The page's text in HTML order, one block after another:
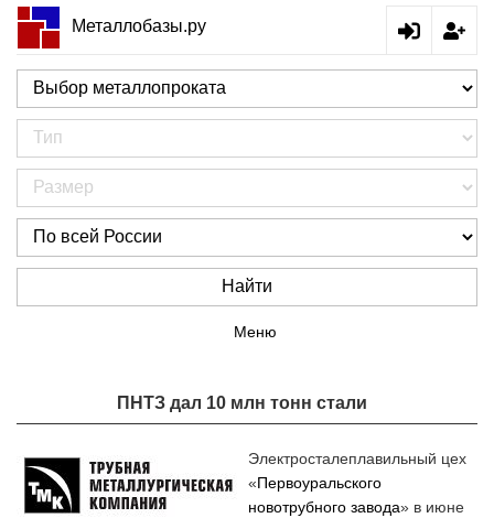
Металлобазы.ру
Найти
Меню
ПНТЗ дал 10 млн тонн стали
Электросталеплавильный цех
«Первоуральского
новотрубного завода» в июне